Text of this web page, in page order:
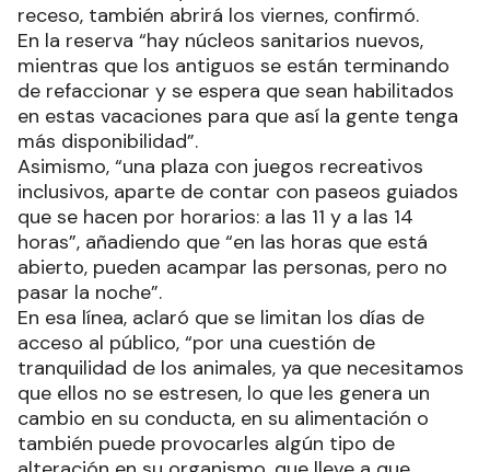
receso, también abrirá los viernes, confirmó.
En la reserva “hay núcleos sanitarios nuevos,
mientras que los antiguos se están terminando
de refaccionar y se espera que sean habilitados
en estas vacaciones para que así la gente tenga
más disponibilidad”.
Asimismo, “una plaza con juegos recreativos
inclusivos, aparte de contar con paseos guiados
que se hacen por horarios: a las 11 y a las 14
horas”, añadiendo que “en las horas que está
abierto, pueden acampar las personas, pero no
pasar la noche”.
En esa línea, aclaró que se limitan los días de
acceso al público, “por una cuestión de
tranquilidad de los animales, ya que necesitamos
que ellos no se estresen, lo que les genera un
cambio en su conducta, en su alimentación o
también puede provocarles algún tipo de